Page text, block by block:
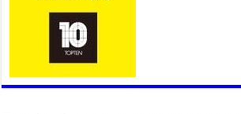
2026 оны 7 сар 21 / 16 цаг 34 минут
26,992 суралцагч хотхоны бага сургуульд, 8100
суралцагч төрөлжсөн ахлах сургуульд
суралцана
2026 оны 7 сар 21 / 13 цаг 43 минут